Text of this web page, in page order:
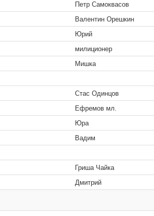
Петр Самоквасов
Валентин Орешкин
Юрий
милиционер
Мишка
Стас Одинцов
Ефремов мл.
Юра
Вадим
Гриша Чайка
Дмитрий